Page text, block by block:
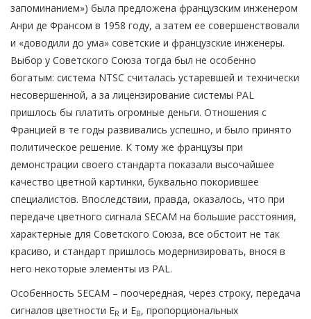
запоминанием») была предложена французским инженером
Анри де Франсом в 1958 году, а затем ее совершенствовали
и «доводили до ума» советские и французские инженеры.
Выбор у Советского Союза тогда был не особенно
богатым: система NTSC считалась устаревшей и технически
несовершенной, а за лицензирование системы PAL
пришлось бы платить огромные деньги. Отношения с
Францией в те годы развивались успешно, и было принято
политическое решение. К тому же французы при
демонстрации своего стандарта показали высочайшее
качество цветной картинки, буквально покорившее
специалистов. Впоследствии, правда, оказалось, что при
передаче цветного сигнала SECAM на большие расстояния,
характерные для Советского Союза, все обстоит не так
красиво, и стандарт пришлось модернизировать, внося в
него некоторые элементы из PAL.
Особенность SECAM – поочередная, через строку, передача
сигналов цветности ЕR и ЕB, пропорциональных